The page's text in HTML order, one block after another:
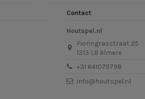
Contact
Houtspel.nl
Fioringrasstraat 25
1313 LB Almere
+31 641079798
info@houtspel.nl